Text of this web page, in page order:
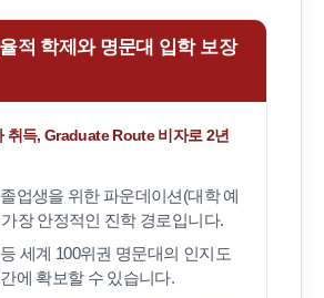
적 학제와 명문대 입학 보장
취득, Graduate Route 비자로 2년
업생을 위한 파운데이션(대학 예
장 안정적인 진학 경로입니다.
세계 100위권 명문대의 인지도
에 확보할 수 있습니다.